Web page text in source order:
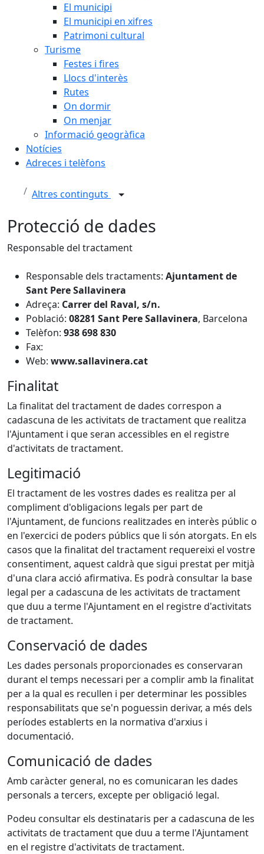
El municipi
El municipi en xifres
Patrimoni cultural
Turisme
Festes i fires
Llocs d'interès
Rutes
On dormir
On menjar
Informació geogràfica
Notícies
Adreces i telèfons
Altres continguts
Protecció de dades
Responsable del tractament
Responsable dels tractaments: Ajuntament de
Sant Pere Sallavinera
Adreça: Carrer del Raval, s/n.
Població: 08281 Sant Pere Sallavinera, Barcelona
Telèfon: 938 698 830
Fax:
Web: www.sallavinera.cat
Finalitat
La finalitat del tractament de dades correspon a
cadascuna de les activitats de tractament que realitza
l'Ajuntament i que seran accessibles en el registre
d'activitats de tractament.
Legitimació
El tractament de les vostres dades es realitza per al
compliment d'obligacions legals per part de
l'Ajuntament, de funcions realitzades en interès públic o
en l'exercici de poders públics que li són atorgats. En els
casos que la finalitat del tractament requereixi el vostre
consentiment, aquest caldrà que sigui prestat per mitjà
d'una clara acció afirmativa. Es podrà consultar la base
legal per a cadascuna de les activitats de tractament
que duu a terme l'Ajuntament en el registre d'activitats
de tractament.
Conservació de dades
Les dades personals proporcionades es conservaran
durant el temps necessari per a complir amb la finalitat
per a la qual es recullen i per determinar les possibles
responsabilitats que se'n poguessin derivar, a més dels
períodes establerts en la normativa d'arxius i
documentació.
Comunicació de dades
Amb caràcter general, no es comunicaran les dades
personals a tercers, excepte per obligació legal.
Podeu consultar els destinataris per a cadascuna de les
activitats de tractament que duu a terme l'Ajuntament
en el registre d'activitats de tractament.